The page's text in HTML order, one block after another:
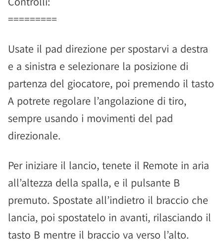
=========
Usate il pad direzione per spostarvi a destra
e a sinistra e selezionare la posizione di
partenza del giocatore, poi premendo il tasto
A potrete regolare l’angolazione di tiro,
sempre usando i movimenti del pad
direzionale.
Per iniziare il lancio, tenete il Remote in aria
all’altezza della spalla, e il pulsante B
premuto. Spostate all’indietro il braccio che
lancia, poi spostatelo in avanti, rilasciando il
tasto B mentre il braccio va verso l’alto.